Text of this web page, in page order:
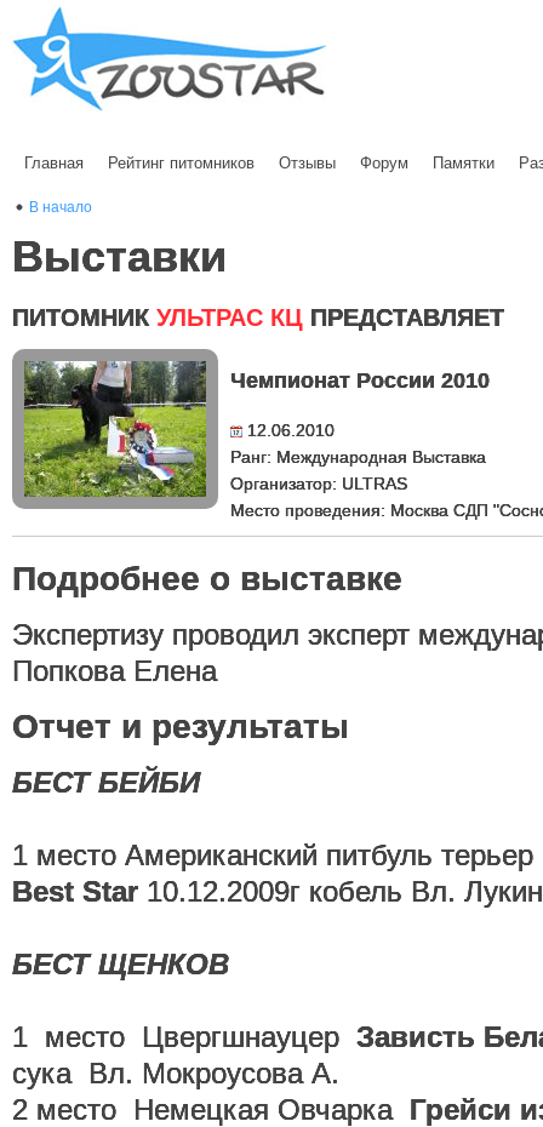
Главная Рейтинг питомников Отзывы Форум Памятки
В начало
Выставки
ПИТОМНИК УЛЬТРАС КЦ ПРЕДСТАВЛЯЕТ
Чемпионат России 2010
12.06.2010
Ранг: Международная Выставка
Организатор: ULTRAS
Место проведения: Москва СДП
Подробнее о выставке
Экспертизу проводил эксперт
Попкова Елена
Отчет и результаты
БЕСТ БЕЙБИ
1 место Американский питбуль терьер
Best Star 10.12.2009г кобель Вл.
БЕСТ ЩЕНКОВ
1 место Цвергшнауцер Зависть
сука Вл. Мокроусова А.
2 место Немецкая Овчарка Грейси